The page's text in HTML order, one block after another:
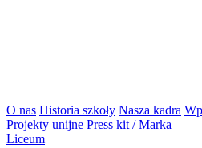
O nas Historia szkoły Nasza kadra
Projekty unijne Press kit / Marka
Liceum